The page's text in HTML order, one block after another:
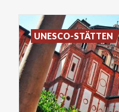
UNESCO-STÄTTEN